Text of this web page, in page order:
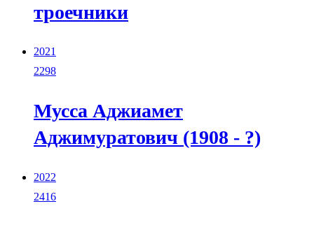
троечники
2021
2298
Мусса Аджиамет
Аджимуратович (1908 - ?)
2022
2416